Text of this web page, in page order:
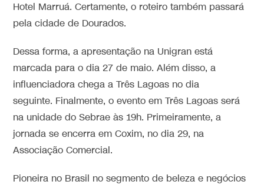
Hotel Marruá. Certamente, o roteiro também passará
pela cidade de Dourados.
Dessa forma, a apresentação na Unigran está
marcada para o dia 27 de maio. Além disso, a
influenciadora chega a Três Lagoas no dia
seguinte. Finalmente, o evento em Três Lagoas será
na unidade do Sebrae às 19h. Primeiramente, a
jornada se encerra em Coxim, no dia 29, na
Associação Comercial.
Pioneira no Brasil no segmento de beleza e negócios